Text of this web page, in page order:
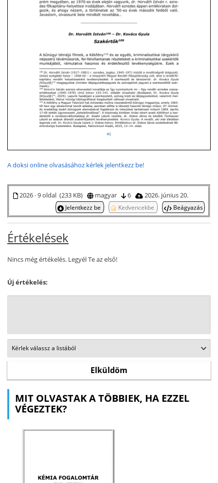
A doksi online olvasásához kérlek jelentkezz be!
2026 · 9 oldal (233 KB) magyar 6 2026. június 20.
Jelentkezz be Kedvencekbe Beágyazás
Értékelések
Nincs még értékelés. Legyél Te az első!
Új értékelés:
MIT OLVASTAK A TÖBBIEK, HA EZZEL
VÉGEZTEK?